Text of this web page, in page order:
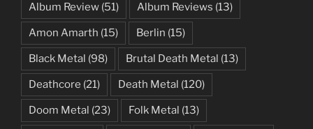
Album Review (51) Album Reviews (13)
Amon Amarth (15) Berlin (15)
Black Metal (98) Brutal Death Metal (13)
Deathcore (21) Death Metal (120)
Doom Metal (23) Folk Metal (13)